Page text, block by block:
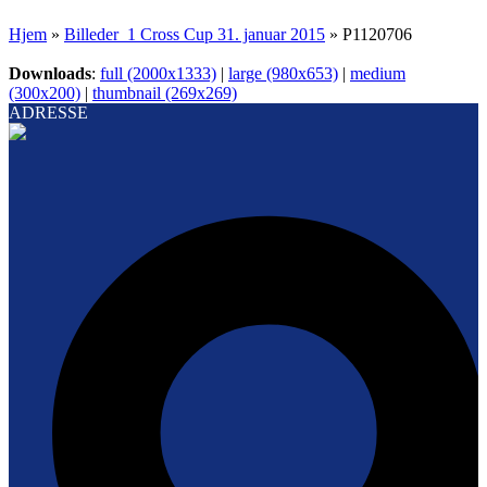
Hjem » Billeder_1 Cross Cup 31. januar 2015 » P1120706
Downloads: full (2000x1333) | large (980x653) | medium
(300x200) | thumbnail (269x269)
ADRESSE